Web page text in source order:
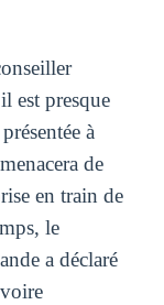
est presque
à
de
en train de
le
a déclaré